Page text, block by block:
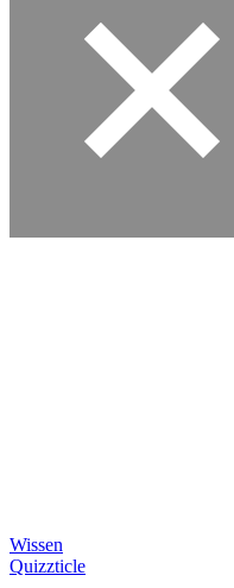
Wissen
Quizzticle